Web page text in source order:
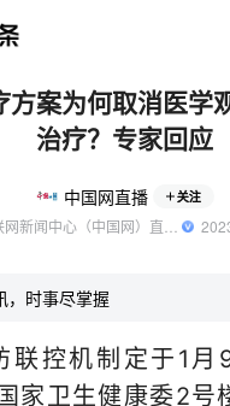
方案为何取消医学
治疗？专家回应
中国网直播 关注
，时事尽掌握
联控机制定于1月
家卫生健康委2号